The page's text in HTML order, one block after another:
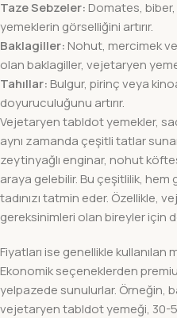
Taze Sebzeler: Domates,
yemeklerin görselliğini artırır.
Baklagiller: Nohut, mercimek
olan baklagiller, vejetaryen
Tahıllar: Bulgur, pirinç veya
doyuruculuğunu artırır.
Vejetaryen tabldot yemekler,
aynı zamanda çeşitli tatlar
zeytinyağlı enginar, nohut
araya gelebilir. Bu çeşitlilik,
tadınızı tatmin eder. Özellikle,
gereksinimleri olan bireyler için
Fiyatları ise genellikle kullanılan
Ekonomik seçeneklerden
yelpazede sunulurlar. Örneğin,
vejetaryen tabldot yemeği, 30-